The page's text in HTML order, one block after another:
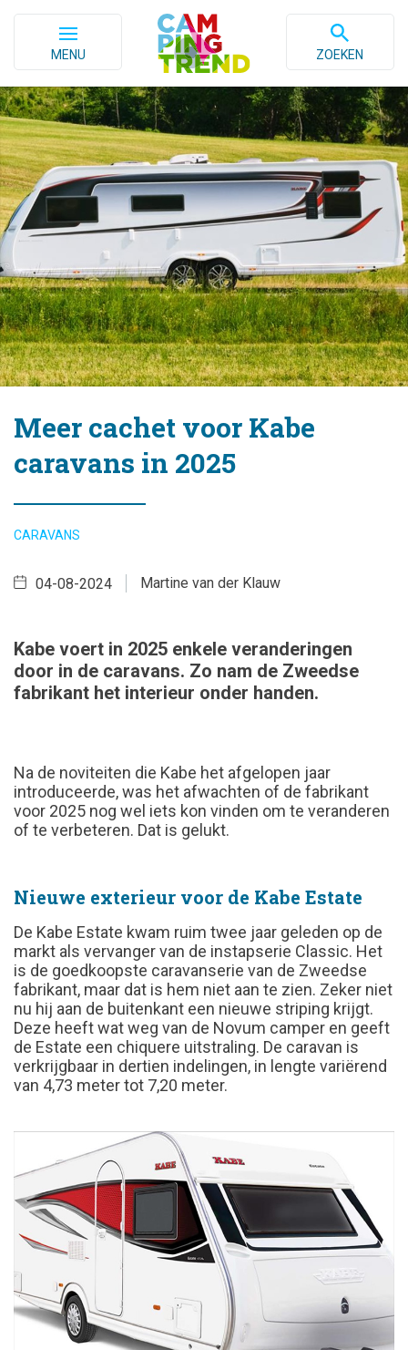
MENU ZOEKEN
Meer cachet voor Kabe
caravans in 2025
CARAVANS
Martine van der Klauw
04-08-2024
Kabe voert in 2025 enkele veranderingen
door in de caravans. Zo nam de Zweedse
fabrikant het interieur onder handen.
Na de noviteiten die Kabe het afgelopen jaar
introduceerde, was het afwachten of de fabrikant
voor 2025 nog wel iets kon vinden om te veranderen
of te verbeteren. Dat is gelukt.
Nieuwe exterieur voor de Kabe Estate
De Kabe Estate kwam ruim twee jaar geleden op de
markt als vervanger van de instapserie Classic. Het
is de goedkoopste caravanserie van de Zweedse
fabrikant, maar dat is hem niet aan te zien. Zeker niet
nu hij aan de buitenkant een nieuwe striping krijgt.
Deze heeft wat weg van de Novum camper en geeft
de Estate een chiquere uitstraling. De caravan is
verkrijgbaar in dertien indelingen, in lengte variërend
van 4,73 meter tot 7,20 meter.